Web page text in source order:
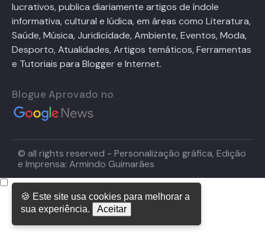
lucrativos, publica diariamente artigos de índole
informativa, cultural e lúdica, em áreas como Literatura,
Saúde, Música, Juridicidade, Ambiente, Eventos, Moda,
Desporto, Atualidades, Artigos temáticos, Ferramentas
e Tutoriais para Blogger e Internet.
Blogue Aprovado no
© all rights reserved - Personalização gráfica, Edição
e Imprensa: Armindo Guimarães
🍪 Este site usa cookies para melhorar a
sua experiência.
Aceitar